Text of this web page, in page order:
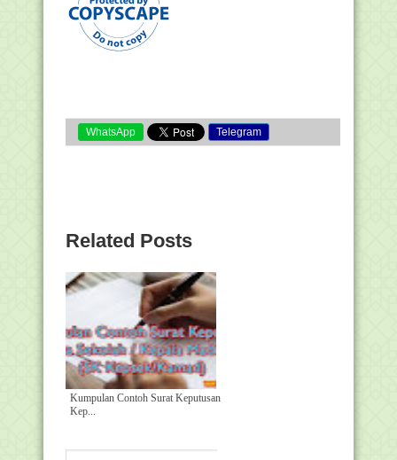
WhatsApp Telegram
Related Posts
Kumpulan Contoh Surat Keputusan
Kep...